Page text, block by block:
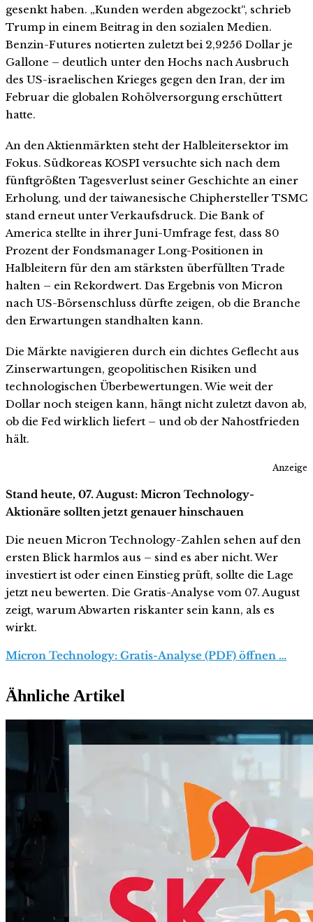
gesenkt haben. „Kunden werden abgezockt“, schrieb
Trump in einem Beitrag in den sozialen Medien.
Benzin-Futures notierten zuletzt bei 2,9256 Dollar je
Gallone – deutlich unter den Hochs nach Ausbruch
des US-israelischen Krieges gegen den Iran, der im
Februar die globalen Rohölversorgung erschüttert
hatte.
An den Aktienmärkten steht der Halbleitersektor im
Fokus. Südkoreas KOSPI versuchte sich nach dem
fünftgrößten Tagesverlust seiner Geschichte an einer
Erholung, und der taiwanesische Chiphersteller TSMC
stand erneut unter Verkaufsdruck. Die Bank of
America stellte in ihrer Juni-Umfrage fest, dass 80
Prozent der Fondsmanager Long-Positionen in
Halbleitern für den am stärksten überfüllten Trade
halten – ein Rekordwert. Das Ergebnis von Micron
nach US-Börsenschluss dürfte zeigen, ob die Branche
den Erwartungen standhalten kann.
Die Märkte navigieren durch ein dichtes Geflecht aus
Zinserwartungen, geopolitischen Risiken und
technologischen Überbewertungen. Wie weit der
Dollar noch steigen kann, hängt nicht zuletzt davon ab,
ob die Fed wirklich liefert – und ob der Nahostfrieden
hält.
Anzeige
Stand heute, 07. August: Micron Technology-
Aktionäre sollten jetzt genauer hinschauen
Die neuen Micron Technology-Zahlen sehen auf den
ersten Blick harmlos aus – sind es aber nicht. Wer
investiert ist oder einen Einstieg prüft, sollte die Lage
jetzt neu bewerten. Die Gratis-Analyse vom 07. August
zeigt, warum Abwarten riskanter sein kann, als es
wirkt.
Micron Technology: Gratis-Analyse (PDF) öffnen …
Ähnliche Artikel